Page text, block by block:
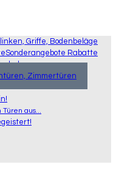
Griffe, Bodenbeläge
Sonderangebote Rabatte
Zimmertüren
Türen aus...